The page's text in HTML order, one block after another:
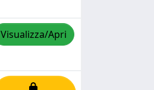
Visualizza/Apri